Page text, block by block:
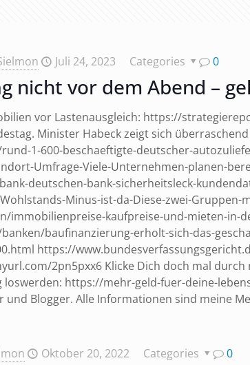
Juli 24, 2023 Categories 0
nicht vor dem Abend –
vor Lastenausgleich: https://
Minister Habeck zeigt sich
1-600-beschaeftigte-deutscher-
Umfrage-Viele-Unternehmen-planen-
deutschen-bank-sicherheitsleck-
Minus-ist-da-Diese-zwei-Gruppen-
kaufpreise-und-mieten-in-
baufinanzierung-erholt-sich-das-
https://
2pn5pxx6 Klicke Dich doch mal
https://mehr-geld-fuer-deine-
Blogger. Alle Informationen sind meine
Oktober 20, 2022 Categories 0